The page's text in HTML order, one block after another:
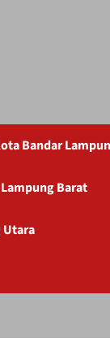
Bandar
Barat
Utara